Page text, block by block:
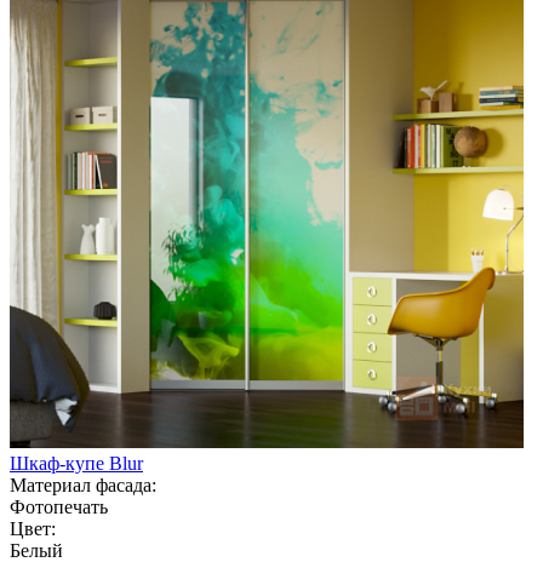
Шкаф-купе Blur
Материал фасада:
Фотопечать
Цвет:
Белый